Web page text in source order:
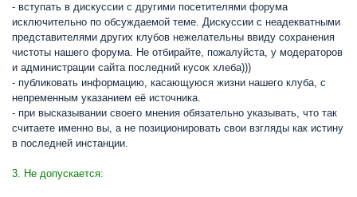
- вступать в дискуссии с другими посетителями форума
исключительно по обсуждаемой теме. Дискуссии с неадекватными
представителями других клубов нежелательны ввиду сохранения
чистоты нашего форума. Не отбирайте, пожалуйста, у модераторов
и администрации сайта последний кусок хлеба)))
- публиковать информацию, касающуюся жизни нашего клуба, с
непременным указанием её источника.
- при высказывании своего мнения обязательно указывать, что так
считаете именно вы, а не позиционировать свои взгляды как истину
в последней инстанции.
3. Не допускается: